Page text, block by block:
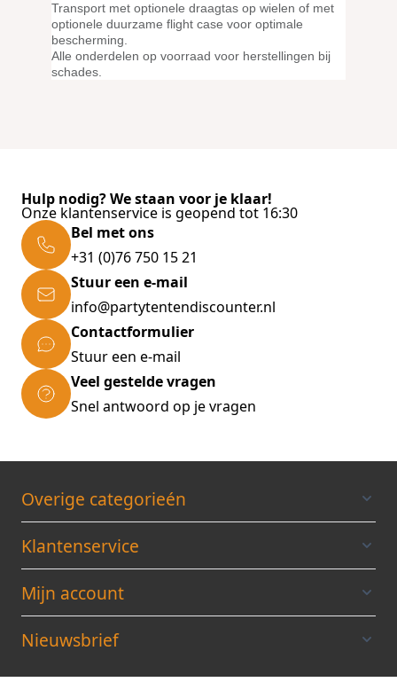
Transport met optionele draagtas op wielen of met
optionele duurzame flight case voor optimale
bescherming.
Alle onderdelen op voorraad voor herstellingen bij
schades.
Hulp nodig? We staan voor je klaar!
Onze klantenservice is geopend tot 16:30
Bel met ons
+31 (0)76 750 15 21
Stuur een e-mail
info@partytentendiscounter.nl
Contactformulier
Stuur een e-mail
Veel gestelde vragen
Snel antwoord op je vragen
Overige categorieén
Klantenservice
Mijn account
Nieuwsbrief